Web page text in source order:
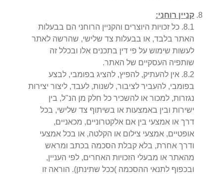
קניין רוחני:
8.1
. כל זכויות היוצרים והקניין הרוחני הם בבעלות
האתר בלבד, או בבעלות צד שלישי, שהרשה לאתר
לעשות שימוש על פי דין בתכנים אלו ובכלל זה
שותפיה העסקיים של האתר.
8.2
. אין להעתיק, להפיץ, להציג בפומבי, לבצע
בפומבי, להעביר לציבור, לשנות, לעבד, ליצור יצירות
נגזרות, למכור או להשכיר כל חלק מן הנ"ל, בין
ישירות ובין באמצעות או בשיתוף צד שלישי, בכל
דרך או אמצעי בין אם אלקטרוניים, מכאניים,
אופטיים, אמצעי צילום או הקלטה, או בכל אמצעי
ודרך אחרת, בלא קבלת הסכמה בכתב ומראש
מהאתר או מבעלי הזכויות האחרים, לפי העניין,
ובכפוף לתנאי ההסכמה )ככל שתינתן). הוראה זו